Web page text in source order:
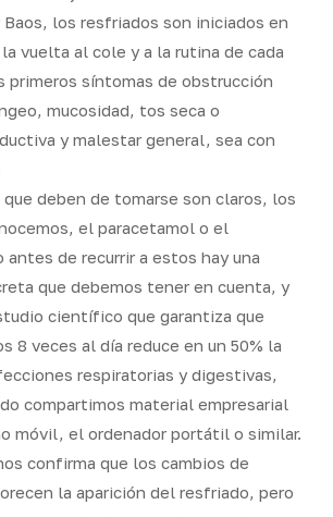
los resfriados son iniciados en
vuelta al cole y a la rutina de cada
primeros síntomas de obstrucción
mucosidad, tos seca o
y malestar general, sea con
deben de tomarse son claros, los
el paracetamol o el
antes de recurrir a estos hay una
que debemos tener en cuenta, y
científico que garantiza que
8 veces al día reduce en un 50% la
respiratorias y digestivas,
compartimos material empresarial
móvil, el ordenador portátil o similar.
confirma que los cambios de
la aparición del resfriado, pero